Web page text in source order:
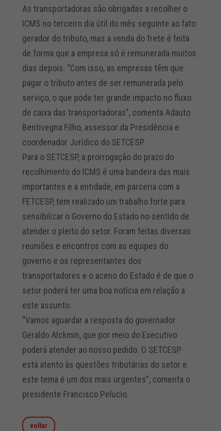
As transportadoras são obrigadas a recolher o
ICMS no terceiro dia útil do mês seguinte ao fato
gerador do tributo, mas a venda do frete é feita
de forma que a empresa só é remunerada muitos
dias depois. “Com isso, as empresas têm que
pagar o tributo antes de ser remunerada pelo
serviço, o que pode ter grande impacto no fluxo
de caixa das transportadoras”, comenta Adauto
Bentivegna Filho, assessor da Presidência e
coordenador Jurídico do SETCESP.
Para o SETCESP, a prorrogação do prazo do
recolhimento do ICMS é uma bandeira das mais
importantes e a entidade, em parceria com a
FETCESP, tem realizado um trabalho forte para
sensibilizar o Governo do Estado no sentido de
atender o pleito do setor. Foram feitas diversas
reuniões e encontros com as equipes do
governo e os representantes dos
transportadores e o aceno do Estado é de que o
setor poderá ter uma boa notícia em relação a
este assunto.
“Vamos aguardar a resposta do governador
Geraldo Alckmin, que por meio do Executivo
poderá atender ao nosso pedido. O SETCESP
está atento às questões tributárias do setor e
este tema é um dos mais urgentes”, comenta o
presidente Francisco Pelucio.
voltar